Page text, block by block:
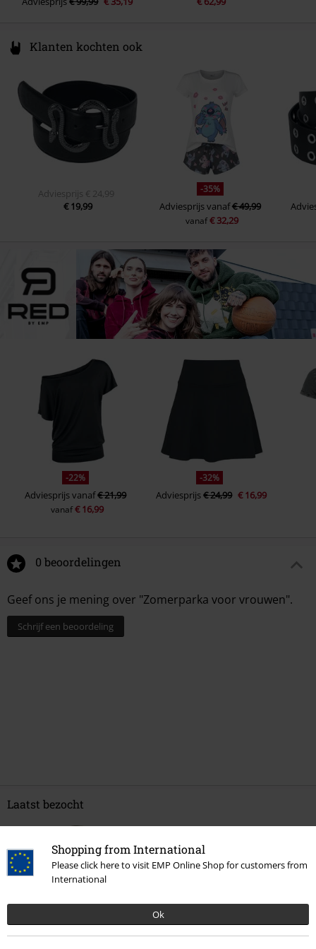
Shopping from International
Please click here to visit EMP Online Shop for customers from
International
Ok
Klanten kochten ook
Adviesprijs
€ 24,99
€ 19,99
-35%
Adviesprijsvanaf€ 49,99
vanaf€ 32,29
-22%
Adviesprijsvanaf€ 21,99
vanaf€ 16,99
-32%
Adviesprijs€ 24,99 € 16,99
0 beoordelingen
Geef ons je mening over "Zomerparka voor vrouwen".
Schrijf een beoordeling
Laatst bezocht